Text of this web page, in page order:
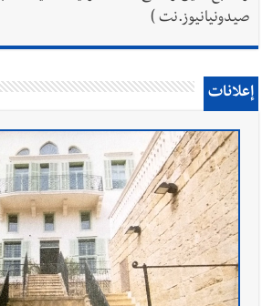
صيدونيانيوز.نت )
إعلانات